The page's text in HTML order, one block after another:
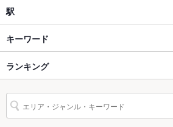
設備
Wi-Fi なし
バリアフリ
ー
なし
駐車場
和風
広島市（広島市中心部） × 居酒屋
広島市（広島市中心部） × 和風
紙屋町西駅 × 居酒屋
紙屋町西駅 × 和風
紙屋町・基町
紙屋町・基町 × 居酒屋
紙屋町・基町 × 和風
紙屋町・基町 × 創作料理
紙屋町・基町 × 和風
駅
紙屋町西駅
原爆ドーム前駅
本通駅
キーワード
手羽先 からあげ
ステーキ 餃子 牛タン デザート
ランキング
広島のグルメランキング
広島の居酒屋ランキング